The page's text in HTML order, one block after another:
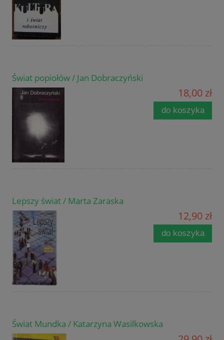
Świat popiołów / Jan Dobraczyński
18,00 zł
do koszyka
Lepszy świat / Marta Zaraska
12,90 zł
do koszyka
Świat Mundka / Katarzyna Wasilkowska